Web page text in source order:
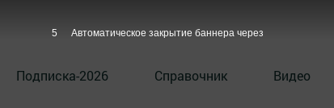
Подписка-2026 Справочник Видео
4 Автоматическое закрытие баннера через